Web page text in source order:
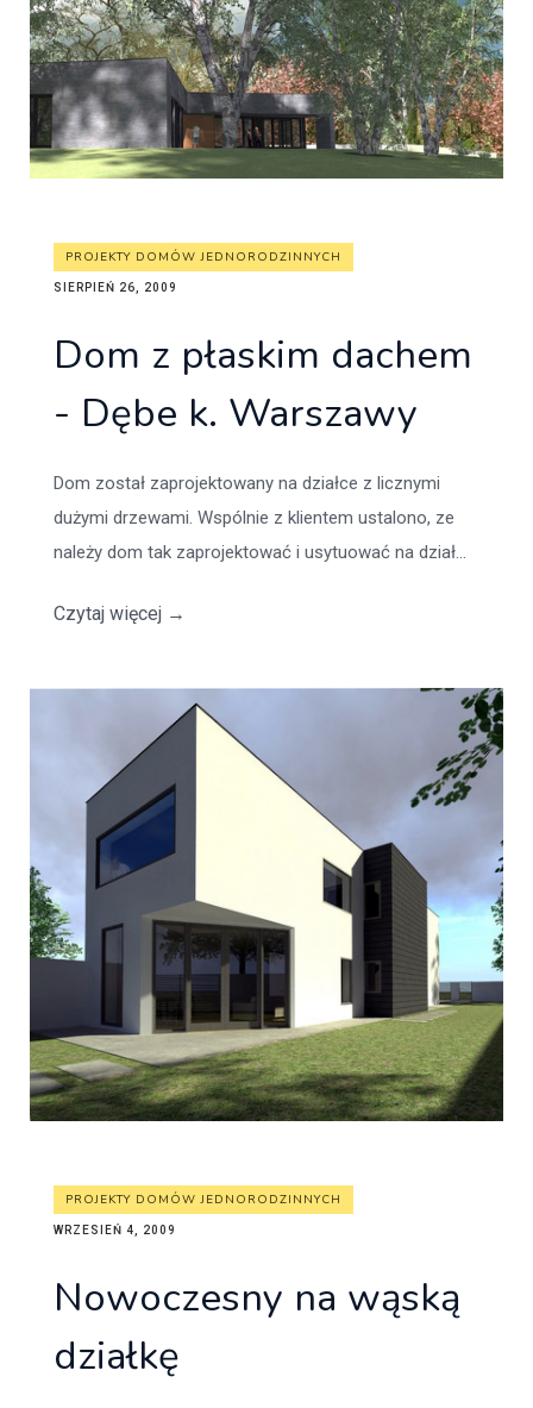
PROJEKTY DOMÓW JEDNORODZINNYCH
SIERPIEŃ 26, 2009
Dom z płaskim dachem
- Dębe k. Warszawy
Dom został zaprojektowany na działce z licznymi
dużymi drzewami. Wspólnie z klientem ustalono, ze
należy dom tak zaprojektować i usytuować na dział...
Czytaj więcej →
PROJEKTY DOMÓW JEDNORODZINNYCH
WRZESIEŃ 4, 2009
Nowoczesny na wąską
działkę